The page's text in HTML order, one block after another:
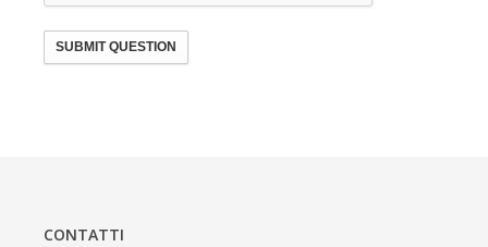
SUBMIT QUESTION
CONTATTI